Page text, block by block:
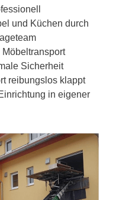
und Küchen durch
Sicherheit
reibungslos klappt
in eigener